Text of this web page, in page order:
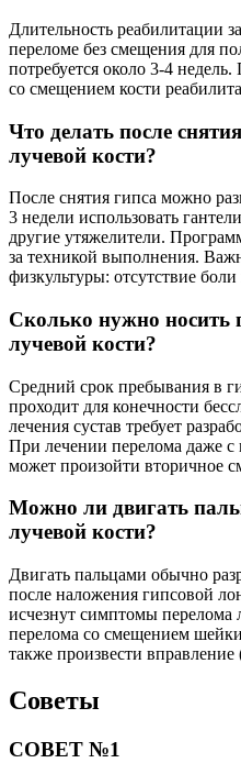
Длительность реабилитации
переломе без смещения для
потребуется около 3-4
со смещением кости
Что делать после
лучевой кости?
После снятия гипса можно
3 недели использовать
другие утяжелители.
за техникой выполнения.
физкультуры: отсутствие
Сколько нужно носить
лучевой кости?
Средний срок пребывания в
проходит для конечности
лечения сустав требует
При лечении перелома даже
может произойти вторичное
Можно ли двигать
лучевой кости?
Двигать пальцами обычно
после наложения гипсовой
исчезнут симптомы перелома
перелома со смещением
также произвести
Советы
СОВЕТ №1